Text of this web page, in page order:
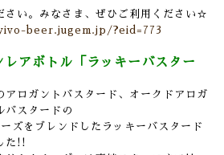
さい。みなさま、ぜひご利用ください☆
beer.jugem.jp/?eid=773
アボトル「ラッキーバスター
アロガントバスタード、オークドアロガ
バスタードの
ズをブレンドしたラッキーバスタード
た!!